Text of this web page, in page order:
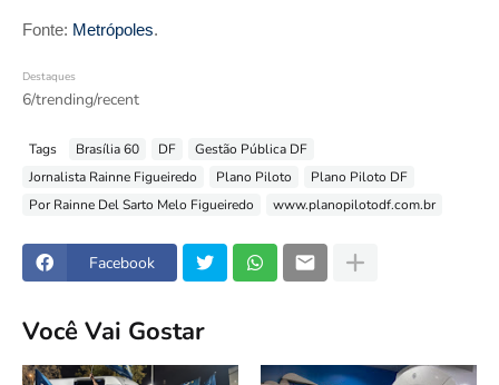
Fonte: Metrópoles.
Destaques
6/trending/recent
Tags Brasília 60 DF
Gestão Pública DF
Jornalista Rainne Figueiredo
Plano Piloto
Plano Piloto DF
Por Rainne Del Sarto Melo Figueiredo
www.planopilotodf.com.br
Facebook
Você Vai Gostar